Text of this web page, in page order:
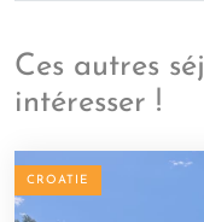
Ces autres
intéresser !
CROATIE